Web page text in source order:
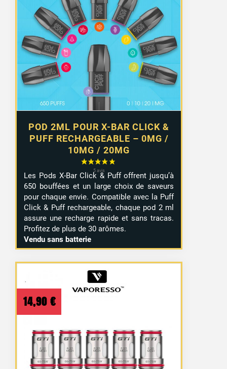
POD 2ML POUR X-BAR CLICK &
PUFF RECHARGEABLE – 0MG /
10MG / 20MG
Les Pods X-Bar Click & Puff offrent jusqu’à
650 bouffées et un large choix de saveurs
pour chaque envie. Compatible avec la Puff
Click & Puff rechargeable, chaque pod 2 ml
assure une recharge rapide et sans tracas.
Profitez de plus de 30 arômes.
Vendu sans batterie
14,90 €